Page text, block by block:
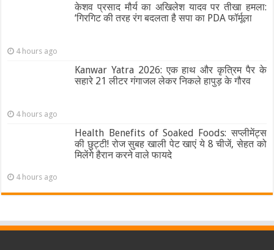
केशव प्रसाद मौर्य का अखिलेश यादव पर तीखा हमला:
‘गिरगिट की तरह रंग बदलता है सपा का PDA फॉर्मूला
4 hours ago
Kanwar Yatra 2026: एक हाथ और कृत्रिम पैर के
सहारे 21 लीटर गंगाजल लेकर निकले हापुड़ के गौरव
4 hours ago
Health Benefits of Soaked Foods: सप्लीमेंट्स
की छुट्टी! रोज सुबह खाली पेट खाएं ये 8 चीजें, सेहत को
मिलेंगे हैरान करने वाले फायदे
4 hours ago